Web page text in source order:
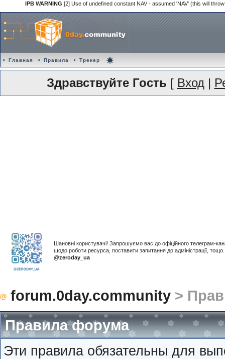
IPB WARNING [2] Use of undefined constant NAV - assumed 'NAV' (this will
• Главная • Правила • Трекер
Здравствуйте Гость [ Вход|
Шановні користувачі! Запрошуємо вас до офіційного телеграм-
щодо роботи ресурса, поставити запитання до адміністрації,
@zeroday_ua
forum.0day.community >
Правила форума
Эти правила обязательны для